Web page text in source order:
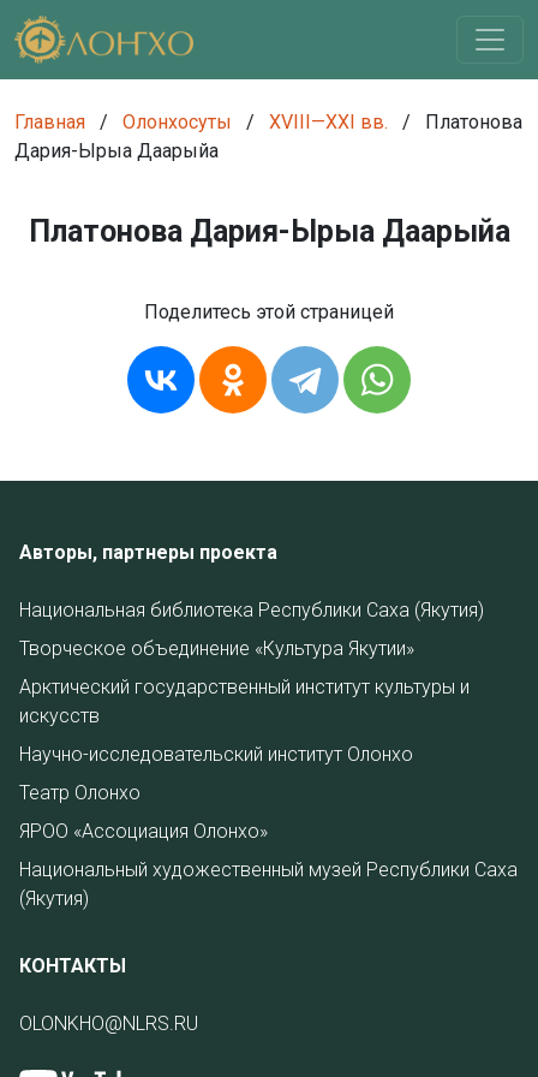
Главная / Олонхосуты / XVIII—XXI вв. /
Платонова
Дария-Ырыа Даарыйа
Платонова Дария-Ырыа Даарыйа
Поделитесь этой страницей
Авторы, партнеры проекта
Национальная библиотека Республики Саха (Якутия)
Творческое объединение «Культура Якутии»
Арктический государственный институт культуры и
искусств
Научно-исследовательский институт Олонхо
Театр Олонхо
ЯРОО «Ассоциация Олонхо»
Национальный художественный музей Республики Саха
(Якутия)
КОНТАКТЫ
OLONKHO@NLRS.RU